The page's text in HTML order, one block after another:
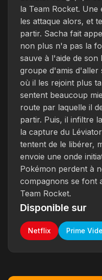
la Team Rocket. Une
les attaque alors, et
partir. Sacha fait
non plus n'a pas la
sauve à l'aide de son
groupe d'amis d'aller
où il les rejoint plus
sentent beaucoup
route par laquelle il
partir. Puis, il infiltre
la capture du
tentent de le libérer,
envoie une onde
Pokémon perdent à
compagnons se font
Team Rocket.
Disponible sur
Netflix Prime